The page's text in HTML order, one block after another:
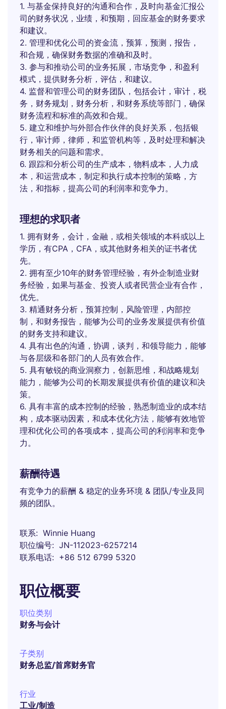
1. 与基金保持良好的沟通和合作，及时向基金汇报公
司的财务状况，业绩，和预期，回应基金的财务要求
和建议。
2. 管理和优化公司的资金流，预算，预测，报告，
和合规，确保财务数据的准确和及时。
3. 参与和推动公司的业务拓展，市场竞争，和盈利
模式，提供财务分析，评估，和建议。
4. 监督和管理公司的财务团队，包括会计，审计，税
务，财务规划，财务分析，和财务系统等部门，确保
财务流程和标准的高效和合规。
5. 建立和维护与外部合作伙伴的良好关系，包括银
行，审计师，律师，和监管机构等，及时处理和解决
财务相关的问题和需求。
6. 跟踪和分析公司的生产成本，物料成本，人力成
本，和运营成本，制定和执行成本控制的策略，方
法，和指标，提高公司的利润率和竞争力。
理想的求职者
1. 拥有财务，会计，金融，或相关领域的本科或以上
学历，有CPA，CFA，或其他财务相关的证书者优
先。
2. 拥有至少10年的财务管理经验，有外企制造业财
务经验，如果与基金、投资人或者民营企业有合作，
优先。
3. 精通财务分析，预算控制，风险管理，内部控
制，和财务报告，能够为公司的业务发展提供有价值
的财务支持和建议。
4. 具有出色的沟通，协调，谈判，和领导能力，能够
与各层级和各部门的人员有效合作。
5. 具有敏锐的商业洞察力，创新思维，和战略规划
能力，能够为公司的长期发展提供有价值的建议和决
策。
6. 具有丰富的成本控制的经验，熟悉制造业的成本结
构，成本驱动因素，和成本优化方法，能够有效地管
理和优化公司的各项成本，提高公司的利润率和竞争
力。
薪酬待遇
有竞争力的薪酬 & 稳定的业务环境 & 团队/专业及同
频的团队。
联系
Winnie Huang
职位编号
JN-112023-6257214
联系电话
+86 512 6799 5320
职位概要
职位类别
财务与会计
子类别
财务总监/首席财务官
行业
工业/制造